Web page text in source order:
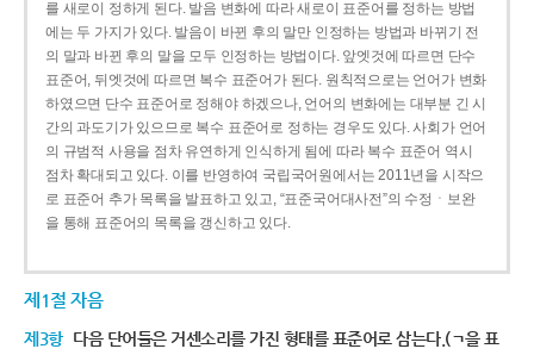
를 새로이 정하게 된다. 발음 변화에 따라 새로이 표준어를 정하는 방법
에는 두 가지가 있다. 발음이 바뀐 후의 말만 인정하는 방법과 바뀌기 전
의 말과 바뀐 후의 말을 모두 인정하는 방법이다. 앞엣것에 따르면 단수
표준어, 뒤엣것에 따르면 복수 표준어가 된다. 원칙적으로는 언어가 변화
하였으면 단수 표준어로 정해야 하겠으나, 언어의 변화에는 대부분 긴 시
간의 과도기가 있으므로 복수 표준어로 정하는 경우도 있다. 사회가 언어
의 규범적 사용을 점차 유연하게 인식하게 됨에 따라 복수 표준어 역시
점차 확대되고 있다. 이를 반영하여 국립국어원에서는 2011년을 시작으
로 표준어 추가 목록을 발표하고 있고, “표준국어대사전”의 수정ㆍ보완
을 통해 표준어의 목록을 갱신하고 있다.
제1절 자음
제3항 다음 단어들은 거센소리를 가진 형태를 표준어로 삼는다.(ㄱ을 표